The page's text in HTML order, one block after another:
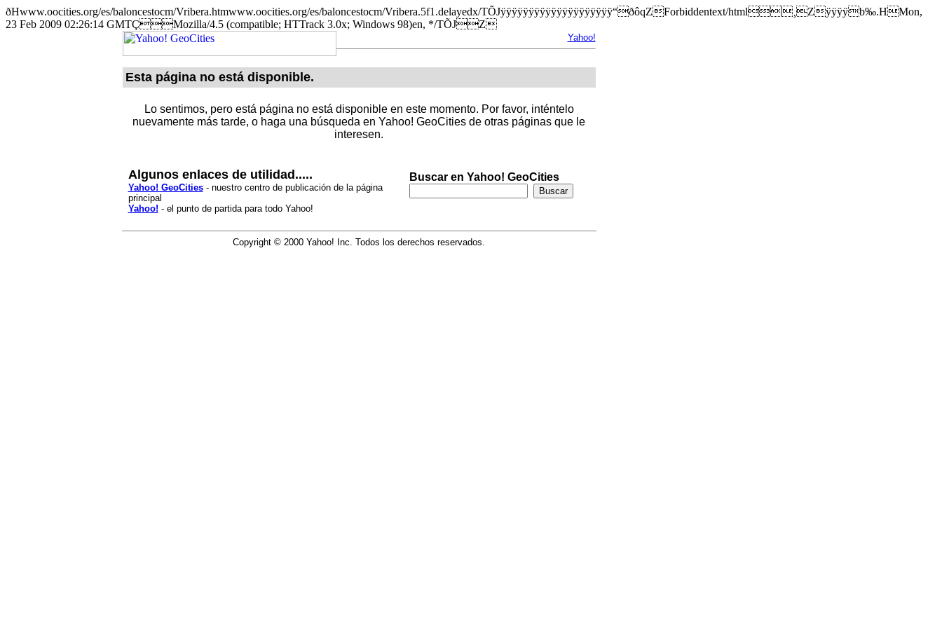
ðHwww.oocities.org/es/baloncestocm/Vribera.htmwww.oocities.org/es/baloncestocm/Vribera.5f1.delayedx/TÕJÿÿÿÿÿÿÿÿÿÿÿÿÿÿÿÿÿÿÿÿ“ðôqZForbiddentext/html¸Zÿÿÿÿb‰.HMon,
23 Feb 2009 02:26:14 GMTÇMozilla/4.5 (compatible; HTTrack 3.0x; Windows 98)en, */TÕJZ
Yahoo!
Esta página no está disponible.
Lo sentimos, pero está página no está disponible en este momento. Por favor, inténtelo
nuevamente más tarde, o haga una búsqueda en Yahoo! GeoCities de otras páginas que le
interesen.
Algunos enlaces de utilidad.....
Yahoo! GeoCities- nuestro centro de publicación de la página
principal
Yahoo! - el punto de partida para todo Yahoo!
Buscar en Yahoo! GeoCities
Copyright © 2000 Yahoo! Inc. Todos los derechos reservados.